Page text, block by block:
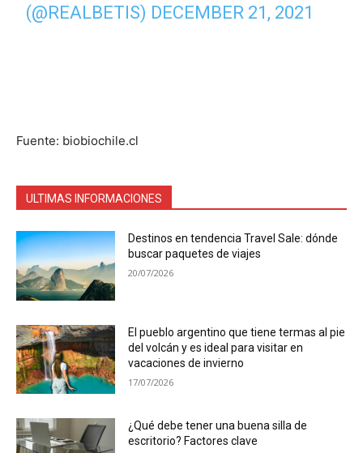
(@REALBETIS) DECEMBER 21, 2021
Fuente: biobiochile.cl
ULTIMAS INFORMACIONES
Destinos en tendencia Travel Sale: dónde
buscar paquetes de viajes
20/07/2026
El pueblo argentino que tiene termas al pie
del volcán y es ideal para visitar en
vacaciones de invierno
17/07/2026
¿Qué debe tener una buena silla de
escritorio? Factores clave